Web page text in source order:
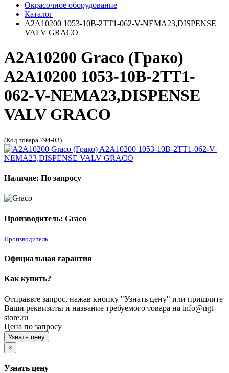
Окрасочное оборудование
Каталог
A2A10200 1053-10B-2TT1-062-V-NEMA23,DISPENSE
VALV GRACO
A2A10200 Graco (Грако)
A2A10200 1053-10B-2TT1-
062-V-NEMA23,DISPENSE
VALV GRACO
(Код товара 794-03)
Наличие: По запросу
Производитель: Graco
Производитель
Официальная гарантия
Как купить?
Отправьте запрос, нажав кнопку "Узнать цену" или пришлите
Ваши реквизиты и название требуемого товара на info@ngt-
store.ru
Цена по запросу
Узнать цену
×
Узнать цену